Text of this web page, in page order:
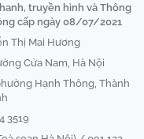
truyền hình và Thông
cấp ngày 08/07/2021
Thị Mai Hương
Cửa Nam, Hà Nội
Hạnh Thông, Thành
3519